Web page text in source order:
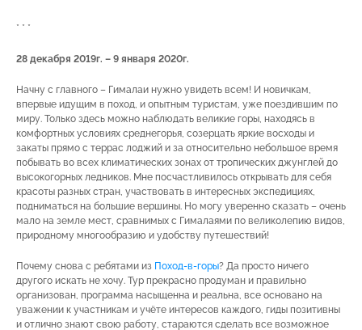
* * *
28 декабря 2019г. – 9 января 2020г.
Начну с главного – Гималаи нужно увидеть всем! И новичкам,
впервые идущим в поход, и опытным туристам, уже поездившим по
миру. Только здесь можно наблюдать великие горы, находясь в
комфортных условиях среднегорья, созерцать яркие восходы и
закаты прямо с террас лоджий и за относительно небольшое время
побывать во всех климатических зонах от тропических джунглей до
высокогорных ледников. Мне посчастливилось открывать для себя
красоты разных стран, участвовать в интересных экспедициях,
подниматься на большие вершины. Но могу уверенно сказать – очень
мало на земле мест, сравнимых с Гималаями по великолепию видов,
природному многообразию и удобству путешествий!
Почему снова с ребятами из Поход-в-горы? Да просто ничего
другого искать не хочу. Тур прекрасно продуман и правильно
организован, программа насыщенна и реальна, все основано на
уважении к участникам и учёте интересов каждого, гиды позитивны
и отлично знают свою работу, стараются сделать все возможное